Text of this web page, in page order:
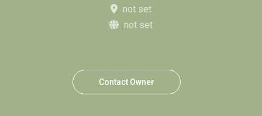
not set
not set
Contact Owner